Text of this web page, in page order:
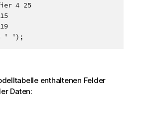
4 25
' ');
enthaltenen Felder
Daten: